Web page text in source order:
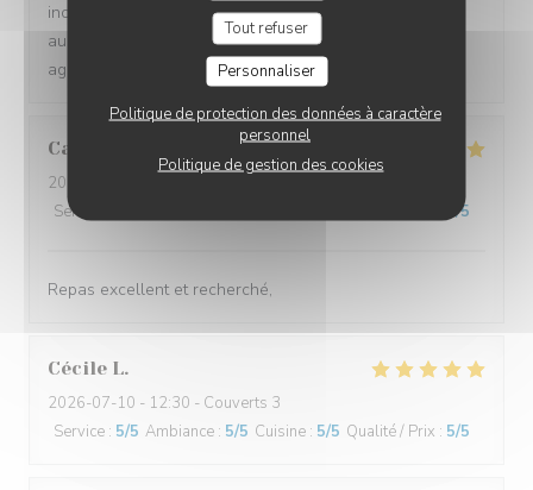
Tout refuser
Personnaliser
Politique de protection des données à caractère
personnel
Politique de gestion des cookies
incroyablement tendre et délicieux. Le reste du repas
aussi d'ailleurs. Équipe très sympa et la terrasse très
agréable. A refaire !!
Cathy
2026-07-11
Service
5/5
Repas excellent et recherché,
Cécile L
2026-07-10 - 12:30 - Couverts 3
Service : 5/5 Ambiance : 5/5 Cuisine : 5/5 Qualité / Prix : 5/5